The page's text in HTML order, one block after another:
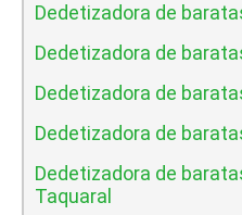
Dedetizadora de
Dedetizadora de
Dedetizadora de
Dedetizadora de
Dedetizadora de
Taquaral